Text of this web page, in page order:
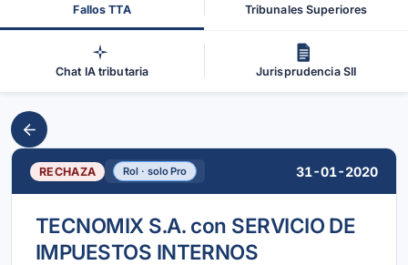
Fallos TTA Tribunales Superiores
Chat IA tributaria Jurisprudencia SII
RECHAZA Rol · solo Pro 31-01-2020
TECNOMIX S.A. con SERVICIO DE
IMPUESTOS INTERNOS